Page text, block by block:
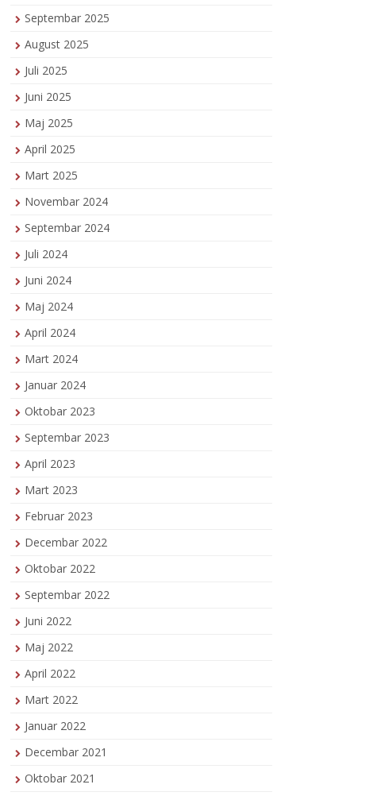
Septembar 2025
August 2025
Juli 2025
Juni 2025
Maj 2025
April 2025
Mart 2025
Novembar 2024
Septembar 2024
Juli 2024
Juni 2024
Maj 2024
April 2024
Mart 2024
Januar 2024
Oktobar 2023
Septembar 2023
April 2023
Mart 2023
Februar 2023
Decembar 2022
Oktobar 2022
Septembar 2022
Juni 2022
Maj 2022
April 2022
Mart 2022
Januar 2022
Decembar 2021
Oktobar 2021